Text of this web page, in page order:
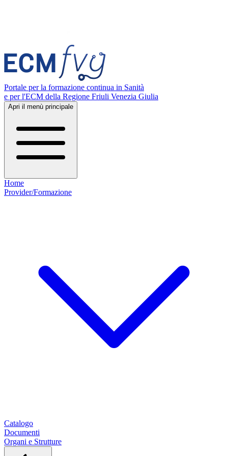
Portale per la formazione continua in Sanità
e per l'ECM della Regione Friuli Venezia Giulia
Apri il menù principale
Home
Provider/Formazione
Catalogo
Documenti
Organi e Strutture